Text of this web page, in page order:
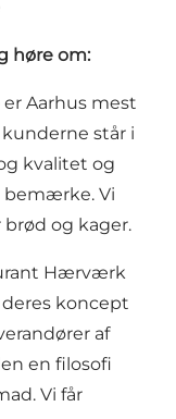
høre om:
mest
står i
kvalitet og
Vi
og kager.
Hærværk
koncept
af
en filosofi
Vi får